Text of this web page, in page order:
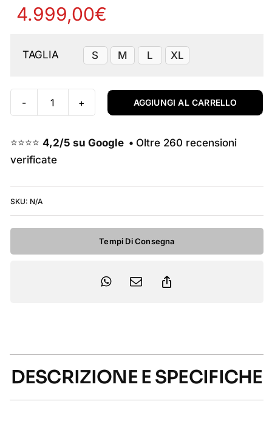
4.999,00€
TAGLIA S M L XL
Raymon
Comp
-
AGGIUNGI AL CARRELLO
⭐⭐⭐⭐ 4,2/5 su Google • Oltre 260 recensioni
verificate
SKU: N/A
Tempi Di Consegna
DESCRIZIONE E SPECIFICHE